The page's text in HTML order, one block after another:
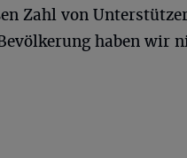
Zahl von
haben wir